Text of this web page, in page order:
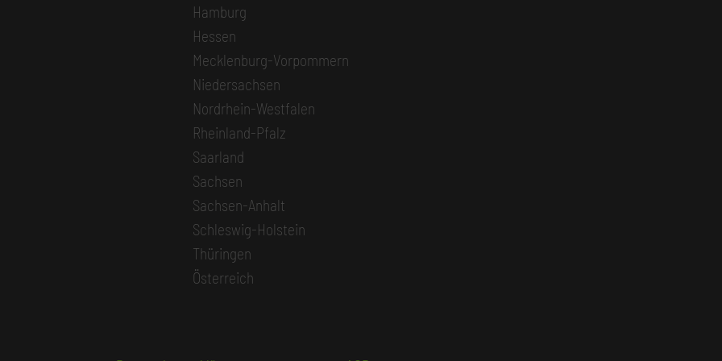
Hamburg
Hessen
Mecklenburg-Vorpommern
Niedersachsen
Nordrhein-Westfalen
Rheinland-Pfalz
Saarland
Sachsen
Sachsen-Anhalt
Schleswig-Holstein
Thüringen
Österreich